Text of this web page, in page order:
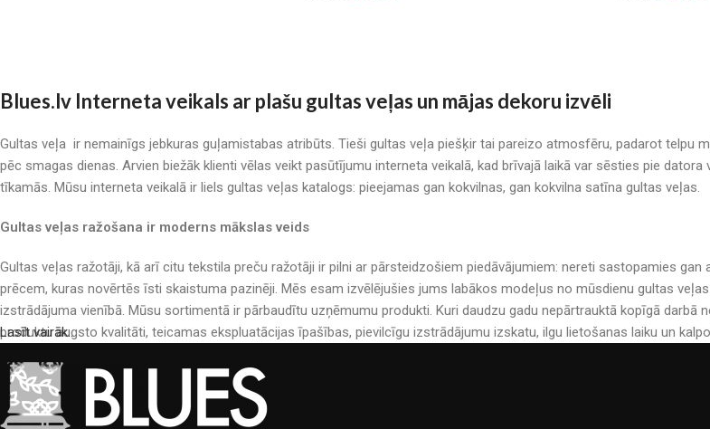
Blues.lv Interneta veikals ar plašu gultas veļas un mājas dekoru izvēli
Gultas veļa ir nemainīgs jebkuras guļamistabas atribūts. Tieši gultas veļa piešķir tai pareizo atmosfēru, padarot telpu
pēc smagas dienas. Arvien biežāk klienti vēlas veikt pasūtījumu interneta veikalā, kad brīvajā laikā var sēsties pie
tīkamās. Mūsu interneta veikalā ir liels gultas veļas katalogs: pieejamas gan kokvilnas, gan kokvilna satīna gultas veļas.
Gultas veļas ražošana ir moderns mākslas veids
Gultas veļas ražotāji, kā arī citu tekstila preču ražotāji ir pilni ar pārsteidzošiem piedāvājumiem: nereti sastopamies
prēcem, kuras novērtēs īsti skaistuma pazinēji. Mēs esam izvēlējušies jums labākos modeļus no mūsdienu gultas
izstrādājuma vienībā. Mūsu sortimentā ir pārbaudītu uzņēmumu produkti. Kuri daudzu gadu nepārtrauktā kopīgā
produktu augsto kvalitāti, teicamas ekspluatācijas īpašības, pievilcīgu izstrādājumu izskatu, ilgu lietošanas laiku un
Lasīt vairāk..